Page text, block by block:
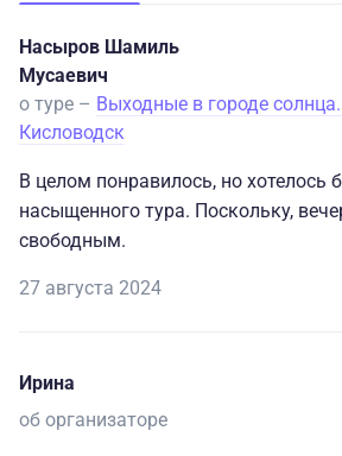
Насыров Шамиль
Мусаевич
о туре – Выходные в городе
Кисловодск
В целом понравилось, но хотелось
насыщенного тура. Поскольку,
свободным.
27 августа 2024
Ирина
об организаторе